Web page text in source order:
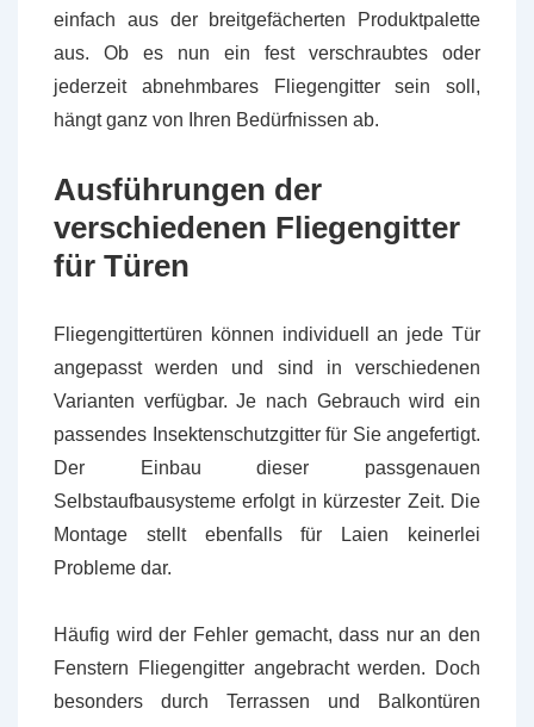
einfach aus der breitgefächerten Produktpalette
aus. Ob es nun ein fest verschraubtes oder
jederzeit abnehmbares Fliegengitter sein soll,
hängt ganz von Ihren Bedürfnissen ab.
Ausführungen der
verschiedenen Fliegengitter
für Türen
Fliegengittertüren können individuell an jede Tür
angepasst werden und sind in verschiedenen
Varianten verfügbar. Je nach Gebrauch wird ein
passendes Insektenschutzgitter für Sie angefertigt.
Der Einbau dieser passgenauen
Selbstaufbausysteme erfolgt in kürzester Zeit. Die
Montage stellt ebenfalls für Laien keinerlei
Probleme dar.
Häufig wird der Fehler gemacht, dass nur an den
Fenstern Fliegengitter angebracht werden. Doch
besonders durch Terrassen und Balkontüren